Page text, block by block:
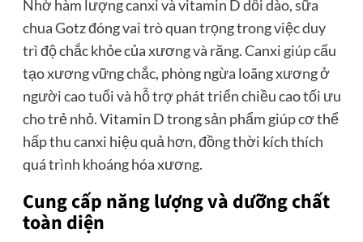
Nhờ hàm lượng canxi và vitamin D dồi dào, sữa
chua Gotz đóng vai trò quan trọng trong việc duy
trì độ chắc khỏe của xương và răng. Canxi giúp cấu
tạo xương vững chắc, phòng ngừa loãng xương ở
người cao tuổi và hỗ trợ phát triển chiều cao tối ưu
cho trẻ nhỏ. Vitamin D trong sản phẩm giúp cơ thể
hấp thu canxi hiệu quả hơn, đồng thời kích thích
quá trình khoáng hóa xương.
Cung cấp năng lượng và dưỡng chất
toàn diện